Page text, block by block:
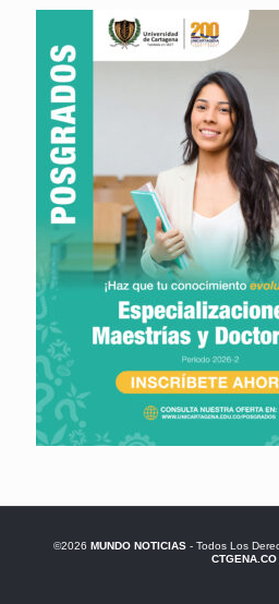
©2026 MUNDO NOTICIAS- Todos Los
CTGENA.CO